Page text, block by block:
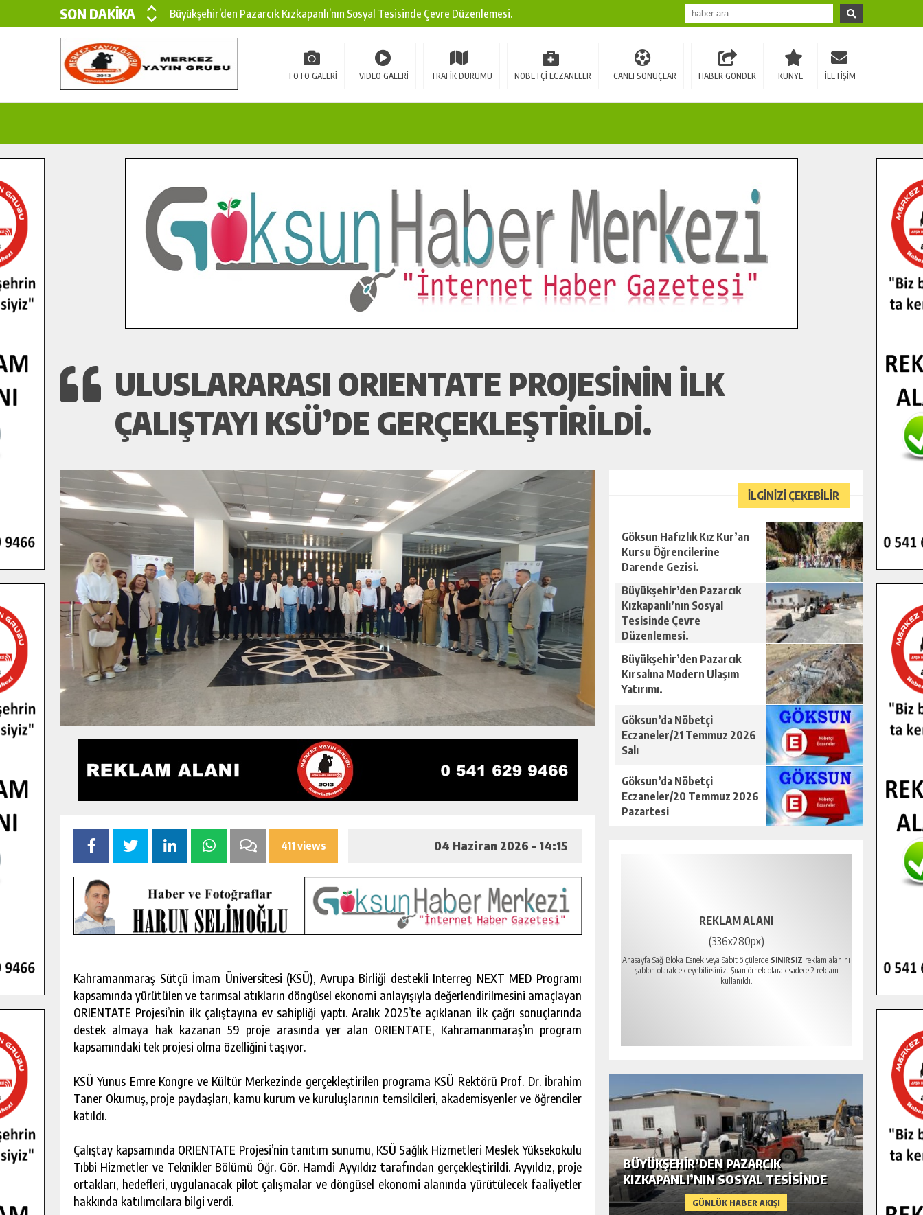
SON DAKİKA
Büyükşehir’den Pazarcık Kızkapanlı’nın Sosyal Tesisinde Çevre Düzenlemesi.
Büyükşehir’den Pazarcık Kırsalına Modern Ulaşım Yatırımı.
Çin’den KSÜ’ye Uluslararası Başarı: Edinilen Bilgi Türk Tarımına Katkı Sağlayacak.
İlçe Jandarma Komutanı Karakaya’dan Başkan Cüce’ye Veda Ziyareti.
Bertiz’in Yeni Köprüsünde Sona Doğru.
FOTO GALERİ VIDEO GALERİ TRAFİK DURUMU NÖBETÇİ ECZANELER CANLI SONUÇLAR HABER GÖNDER KÜNYE İLETİŞİM
ULUSLARARASI ORIENTATE PROJESININ İLK
ÇALIŞTAYI KSÜ’DE GERÇEKLEŞTIRILDI.
411 views 04 Haziran 2026 - 14:15
Kahramanmaraş Sütçü İmam Üniversitesi (KSÜ), Avrupa Birliği destekli Interreg NEXT MED Programı
kapsamında yürütülen ve tarımsal atıkların döngüsel ekonomi anlayışıyla değerlendirilmesini amaçlayan
ORIENTATE Projesi’nin ilk çalıştayına ev sahipliği yaptı. Aralık 2025’te açıklanan ilk çağrı sonuçlarında
destek almaya hak kazanan 59 proje arasında yer alan ORIENTATE, Kahramanmaraş’ın program
kapsamındaki tek projesi olma özelliğini taşıyor.
KSÜ Yunus Emre Kongre ve Kültür Merkezinde gerçekleştirilen programa KSÜ Rektörü Prof. Dr. İbrahim
Taner Okumuş, proje paydaşları, kamu kurum ve kuruluşlarının temsilcileri, akademisyenler ve öğrenciler
katıldı.
Çalıştay kapsamında ORIENTATE Projesi’nin tanıtım sunumu, KSÜ Sağlık Hizmetleri Meslek Yüksekokulu
Tıbbi Hizmetler ve Teknikler Bölümü Öğr. Gör. Hamdi Ayyıldız tarafından gerçekleştirildi. Ayyıldız, proje
ortakları, hedefleri, uygulanacak pilot çalışmalar ve döngüsel ekonomi alanında yürütülecek faaliyetler
hakkında katılımcılara bilgi verdi.
İLGİNİZİ ÇEKEBİLİR
Göksun Hafızlık Kız Kur’an
Kursu Öğrencilerine
Darende Gezisi.
Büyükşehir’den Pazarcık
Kızkapanlı’nın Sosyal
Tesisinde Çevre
Düzenlemesi.
Büyükşehir’den Pazarcık
Kırsalına Modern Ulaşım
Yatırımı.
Göksun’da Nöbetçi
Eczaneler/21 Temmuz 2026
Salı
Göksun’da Nöbetçi
Eczaneler/20 Temmuz 2026
Pazartesi
REKLAM ALANI
(336x280px)
Anasayfa Sağ Bloka Esnek veya Sabit ölçülerde SINIRSIZ reklam alanını
şablon olarak ekleyebilirsiniz. Şuan örnek olarak sadece 2 reklam
kullanıldı.
GÜNLÜK HABER AKIŞI
GENÇLER PUSULA MARAŞ KAMPINDA
YENI MEDYA VE FOTOĞRAFÇILIĞI
KEŞFETTI.
GÖKSUN HAFIZLIK KIZ KUR’AN KURSU
ÖĞRENCILERINE DARENDE GEZISI.
GÜNLÜK HABER AKIŞI
BÜYÜKŞEHIR’DEN PAZARCIK
KIZKAPANLI’NIN SOSYAL TESISINDE
ÇEVRE DÜZENLEMESI.